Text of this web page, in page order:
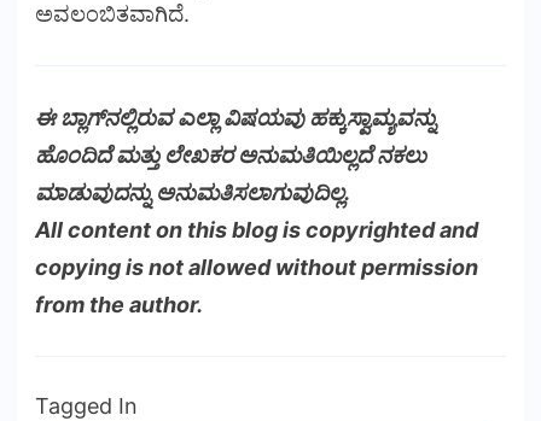
ಅವಲಂಬಿತವಾಗಿದೆ.
ಈ ಬ್ಲಾಗ್‌ನಲ್ಲಿರುವ ಎಲ್ಲಾ ವಿಷಯವು ಹಕ್ಕುಸ್ವಾಮ್ಯವನ್ನು
ಹೊಂದಿದೆ ಮತ್ತು ಲೇಖಕರ ಅನುಮತಿಯಿಲ್ಲದೆ ನಕಲು
ಮಾಡುವುದನ್ನು ಅನುಮತಿಸಲಾಗುವುದಿಲ್ಲ.
All content on this blog is copyrighted and
copying is not allowed without permission
from the author.
Tagged In